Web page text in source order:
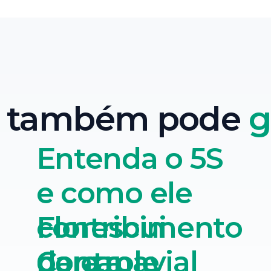
também pode
Florescimento
do canavial
Entenda o 5S
e como ele
contribui
para a
Controle